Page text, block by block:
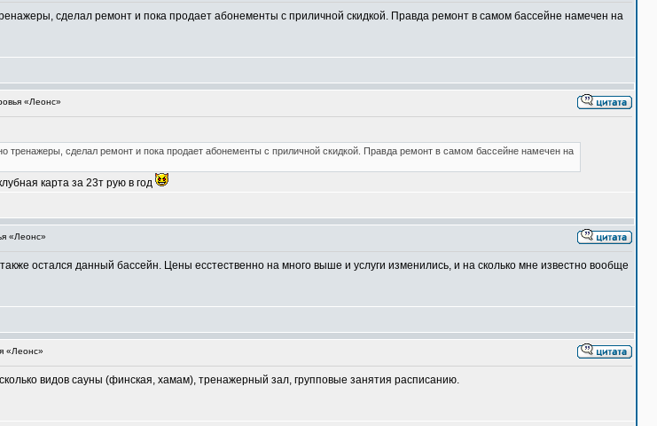
сделал ремонт и пока продает абонементы с приличной скидкой. Правда ремонт в самом бассейне намечен на
«Леонс»
тренажеры, сделал ремонт и пока продает абонементы с приличной скидкой. Правда ремонт в самом бассейне намечен на
карта за 23т рую в год
«Леонс»
остался данный бассейн. Цены есстественно на много выше и услуги изменились, и на сколько мне известно вообще
«Леонс»
видов сауны (финская, хамам), тренажерный зал, групповые занятия расписанию.